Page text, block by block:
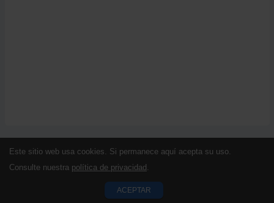
Este sitio web usa cookies. Si permanece aquí acepta su uso.
Consulte nuestra política de privacidad .
ACEPTAR